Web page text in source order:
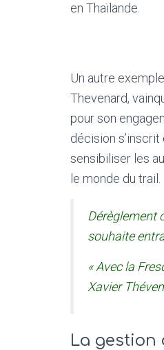
en Thaïlande.
Un autre
Thevenard,
pour son
décision
sensibiliser les
le monde du trail.
Dérèglement
souhaite
« Avec la
Xavier
La gestion